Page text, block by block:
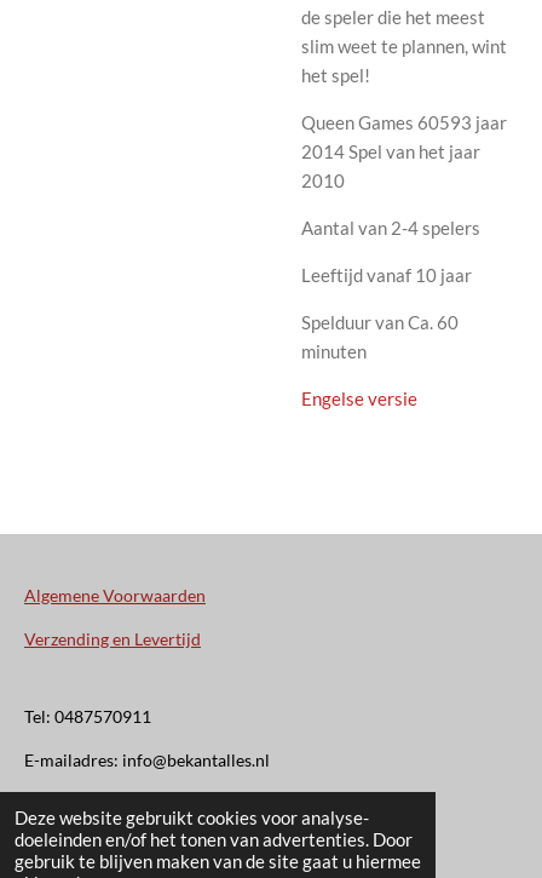
Deze website gebruikt cookies voor analyse-
doeleinden en/of het tonen van advertenties. Door
gebruik te blijven maken van de site gaat u hiermee
de speler die het meest
slim weet te plannen, wint
het spel!
Queen Games 60593 jaar
2014 Spel van het jaar
2010
Aantal van 2-4 spelers
Leeftijd vanaf 10 jaar
Spelduur van Ca. 60
minuten
Engelse versie
Algemene Voorwaarden
Verzending en Levertijd
Tel: 0487570911
E-mailadres: info@bekantalles.nl
Rooysestraat 4